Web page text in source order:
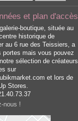
et plan d'accès
boutique, située au
historique de
au 6 rue des Teissiers, a
portes mais vous pouvez
sélection de créateurs
sur
et lors de
Stores.
nous !